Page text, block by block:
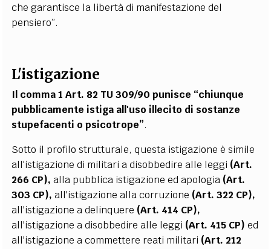
che garantisce la libertà di manifestazione del
pensiero”.
L'istigazione
Il comma 1 Art. 82 TU 309/90 punisce “chiunque
pubblicamente istiga all'uso illecito di sostanze
stupefacenti o psicotrope”.
Sotto il profilo strutturale, questa istigazione è simile
all'istigazione di militari a disobbedire alle leggi (Art.
266 CP), alla pubblica istigazione ed apologia (Art.
303 CP), all'istigazione alla corruzione (Art. 322 CP),
all'istigazione a delinquere (Art. 414 CP),
all'istigazione a disobbedire alle leggi (Art. 415 CP) ed
all'istigazione a commettere reati militari (Art. 212